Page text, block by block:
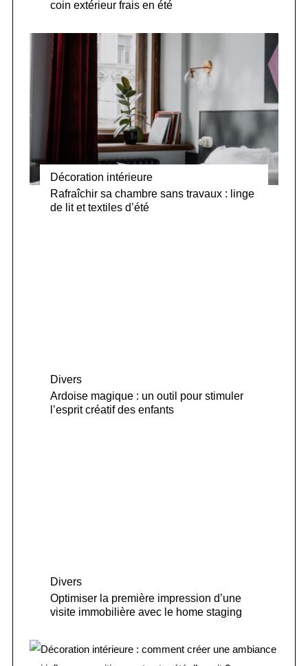
coin extérieur frais en été
Décoration intérieure
Rafraîchir sa chambre sans travaux : linge
de lit et textiles d’été
Divers
Ardoise magique : un outil pour stimuler
l’esprit créatif des enfants
Divers
Optimiser la première impression d’une
visite immobilière avec le home staging